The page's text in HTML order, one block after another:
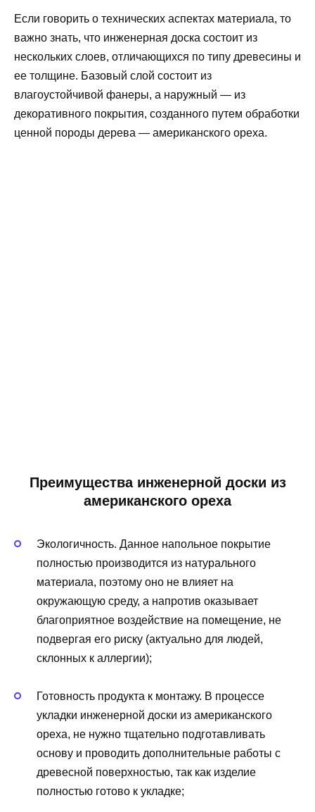
Если говорить о технических аспектах материала, то
важно знать, что инженерная доска состоит из
нескольких слоев, отличающихся по типу древесины и
ее толщине. Базовый слой состоит из
влагоустойчивой фанеры, а наружный — из
декоративного покрытия, созданного путем обработки
ценной породы дерева — американского ореха.
Преимущества инженерной доски из
американского ореха
Экологичность. Данное напольное покрытие
полностью производится из натурального
материала, поэтому оно не влияет на
окружающую среду, а напротив оказывает
благоприятное воздействие на помещение, не
подвергая его риску (актуально для людей,
склонных к аллергии);
Готовность продукта к монтажу. В процессе
укладки инженерной доски из американского
ореха, не нужно тщательно подготавливать
основу и проводить дополнительные работы с
древесной поверхностью, так как изделие
полностью готово к укладке;